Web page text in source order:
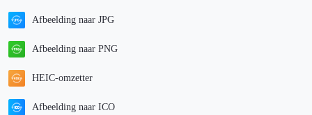
Afbeelding naar JPG
Afbeelding naar PNG
HEIC-omzetter
Afbeelding naar ICO